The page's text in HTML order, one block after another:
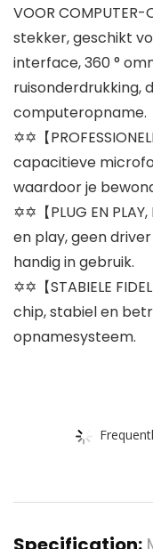
VOOR
stekker, geschikt
interface, 360 °
ruisonderdrukking,
computeropname.
✡✡【
capacitieve
waardoor je
✡✡【PLUG EN PLAY,
en play, geen
handig in gebruik.
✡✡【STABIELE
chip, stabiel en
opnamesysteem.